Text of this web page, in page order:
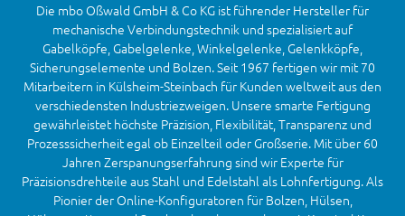
Die mbo Oßwald GmbH & Co KG ist führender Hersteller für
mechanische Verbindungstechnik und spezialisiert auf
Gabelköpfe, Gabelgelenke, Winkelgelenke, Gelenkköpfe,
Sicherungselemente und Bolzen. Seit 1967 fertigen wir mit 70
Mitarbeitern in Külsheim-Steinbach für Kunden weltweit aus den
verschiedensten Industriezweigen. Unsere smarte Fertigung
gewährleistet höchste Präzision, Flexibilität, Transparenz und
Prozesssicherheit egal ob Einzelteil oder Großserie. Mit über 60
Jahren Zerspanungserfahrung sind wir Experte für
Präzisionsdrehteile aus Stahl und Edelstahl als Lohnfertigung. Als
Pionier der Online-Konfiguratoren für Bolzen, Hülsen,